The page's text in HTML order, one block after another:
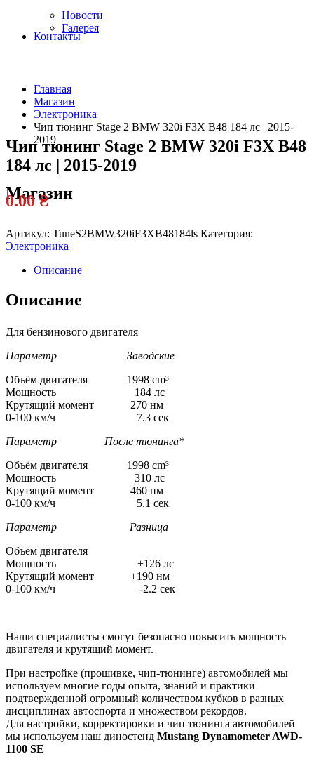
Новости
Галерея
Контакты
Главная
Магазин
Электроника
Чип тюнинг Stage 2 BMW 320i F3X B48 184 лс | 2015-
2019
Магазин
Чип тюнинг Stage 2 BMW 320i F3X B48
184 лс | 2015-2019
0.00₴
Артикул: TuneS2BMW320iF3XB48184ls Категория:
Электроника
Описание
Описание
Для бензинового двигателя
Параметр Заводские
Объём двигателя 1998 cm³
Мощность 184 лс
Крутящий момент 270 нм
0-100 км/ч 7.3 сек
Параметр После тюнинга*
Объём двигателя 1998 cm³
Мощность 310 лс
Крутящий момент 460 нм
0-100 км/ч 5.1 сек
Параметр Разница
Объём двигателя
Мощность +126 лс
Крутящий момент +190 нм
0-100 км/ч -2.2 сек
Наши специалисты смогут безопасно повысить мощность
двигателя и крутящий момент.
При настройке (прошивке, чип-тюнинге) автомобилей мы
используем многие годы опыта, знаний и практики
подтвержденной огромный количеством кубков в разных
дисциплинах автоспорта и множеством рекордов.
Для настройки, корректировки и чип тюнинга автомобилей
мы используем наш диностенд Mustang Dynamometer AWD-
1100 SE